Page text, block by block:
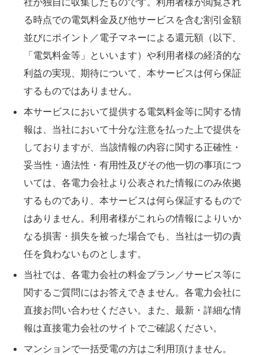
る時点での電気料金及び他サービスを含む割引金額
並びにポイント／電子マネーによる還元額（以下、
「電気料金等」といいます）や利用者様の経済的な
利益の実現、期待について、本サービスは何ら保証
するものではありません。
本サービスにおいて提供する電気料金等に関する情
報は、当社において十分な注意を払った上で提供を
しておりますが、当該情報の内容に関する正確性・
妥当性・適法性・有用性及びその他一切の事項につ
いては、各電力会社より公表された情報にのみ依拠
するものであり、本サービスは何ら保証するもので
はありません。利用者様がこれらの情報によりいか
なる損害・損失を被った場合でも、当社は一切の責
任を負わないものとします。
当社では、各電力会社の料金プラン／サービス等に
関するご質問にはお答えできません。各電力会社に
直接お問い合わせください。また、最新・詳細な情
報は直接電力会社のサイトでご確認ください。
マンションで一括受電の方はご利用頂けません。